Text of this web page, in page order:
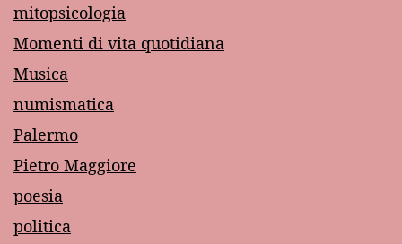
mitopsicologia
Momenti di vita quotidiana
Musica
numismatica
Palermo
Pietro Maggiore
poesia
politica